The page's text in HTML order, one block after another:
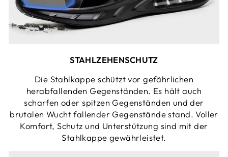
STAHLZEHENSCHUTZ
Die Stahlkappe schützt vor gefährlichen
herabfallenden Gegenständen. Es hält auch
scharfen oder spitzen Gegenständen und der
brutalen Wucht fallender Gegenstände stand. Voller
Komfort, Schutz und Unterstützung sind mit der
Stahlkappe gewährleistet.